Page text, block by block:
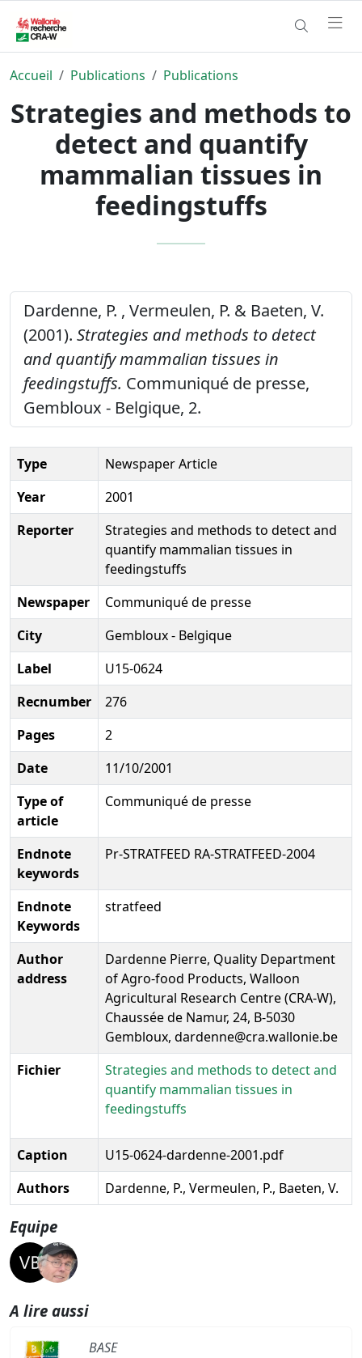
Accueil Publications Publications
Strategies and methods to
detect and quantify
mammalian tissues in
feedingstuffs
Dardenne, P. , Vermeulen, P. & Baeten, V.
(2001). Strategies and methods to detect
and quantify mammalian tissues in
feedingstuffs. Communiqué de presse,
Gembloux - Belgique, 2.
Type
Newspaper Article
Year
2001
Reporter
Strategies and methods to detect and
quantify mammalian tissues in
feedingstuffs
Newspaper
Communiqué de presse
City
Gembloux - Belgique
Label
U15-0624
Recnumber
276
Pages
2
Date
11/10/2001
Type of
article
Communiqué de presse
Endnote
keywords
Pr-STRATFEED RA-STRATFEED-2004
Endnote
Keywords
stratfeed
Author
address
Dardenne Pierre, Quality Department
of Agro-food Products, Walloon
Agricultural Research Centre (CRA-W),
Chaussée de Namur, 24, B-5030
Gembloux, dardenne@cra.wallonie.be
Fichier
Strategies and methods to detect and
quantify mammalian tissues in
feedingstuffs
Caption
U15-0624-dardenne-2001.pdf
Authors
Dardenne, P., Vermeulen, P., Baeten, V.
Equipe
A lire aussi
BASE